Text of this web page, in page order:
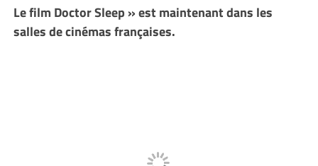
Le film Doctor Sleep » est maintenant dans les
salles de cinémas françaises.